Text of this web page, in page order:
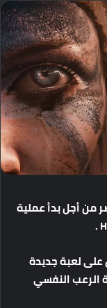
منأجلبدأعملية
علىلعبةجديدة
الرعبالنفسي